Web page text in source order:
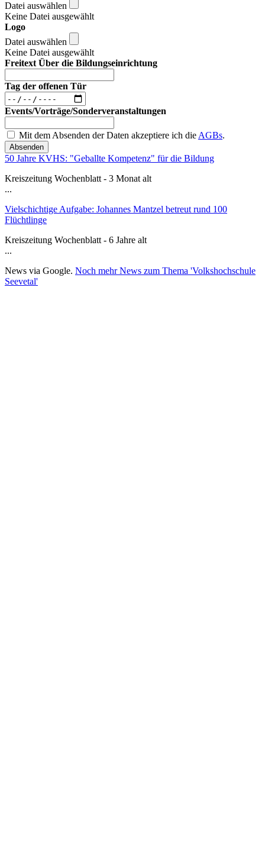
Datei auswählen
Keine Datei ausgewählt
Logo
Datei auswählen
Keine Datei ausgewählt
Freitext Über die Bildungseinrichtung
Tag der offenen Tür
Events/Vorträge/Sonderveranstaltungen
Mit dem Absenden der Daten akzeptiere ich die AGBs.
Absenden
50 Jahre KVHS: "Geballte Kompetenz" für die Bildung
Kreiszeitung Wochenblatt - 3 Monat alt
...
Vielschichtige Aufgabe: Johannes Mantzel betreut rund 100
Flüchtlinge
Kreiszeitung Wochenblatt - 6 Jahre alt
...
News via Google. Noch mehr News zum Thema 'Volkshochschule
Seevetal'